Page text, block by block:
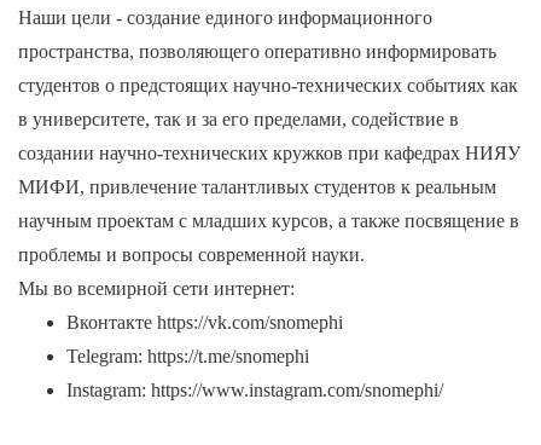
Наши цели - создание единого информационного
пространства, позволяющего оперативно информировать
студентов о предстоящих научно-технических событиях как
в университете, так и за его пределами, содействие в
создании научно-технических кружков при кафедрах НИЯУ
МИФИ, привлечение талантливых студентов к реальным
научным проектам с младших курсов, а также посвящение в
проблемы и вопросы современной науки.
Мы во всемирной сети интернет:
Вконтакте https://vk.com/snomephi
Telegram: https://t.me/snomephi
Instagram: https://www.instagram.com/snomephi/